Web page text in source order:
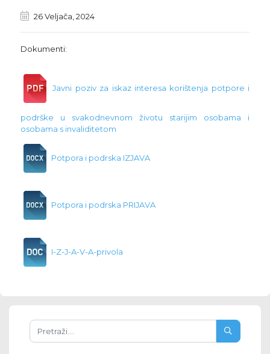
26 Veljača, 2024
Dokumenti:
Javni poziv za iskaz interesa korištenja potpore i
podrške u svakodnevnom životu starijim osobama i
osobama s invaliditetom
Potpora i podrska IZJAVA
Potpora i podrska PRIJAVA
I-Z-J-A-V-A-privola